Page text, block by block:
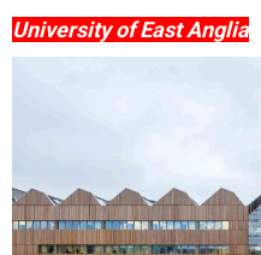
University of East Anglia